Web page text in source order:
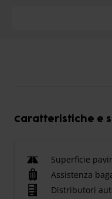
Caratteristiche e
Superficie
Assistenza
Distributori